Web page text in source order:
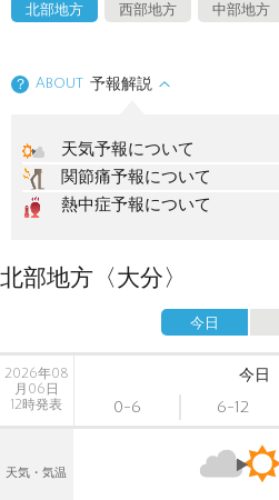
北部地方 西部地方 中部地方
？ About 予報解説
天気予報について
関節痛予報について
熱中症予報について
北部地方〈大分〉
今日
2026年08
月06日
12時発表
今日
0-6
6-12
天気・気温